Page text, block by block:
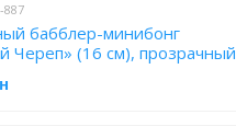
887
бабблер-минибонг
Череп» (16 см), прозрачный